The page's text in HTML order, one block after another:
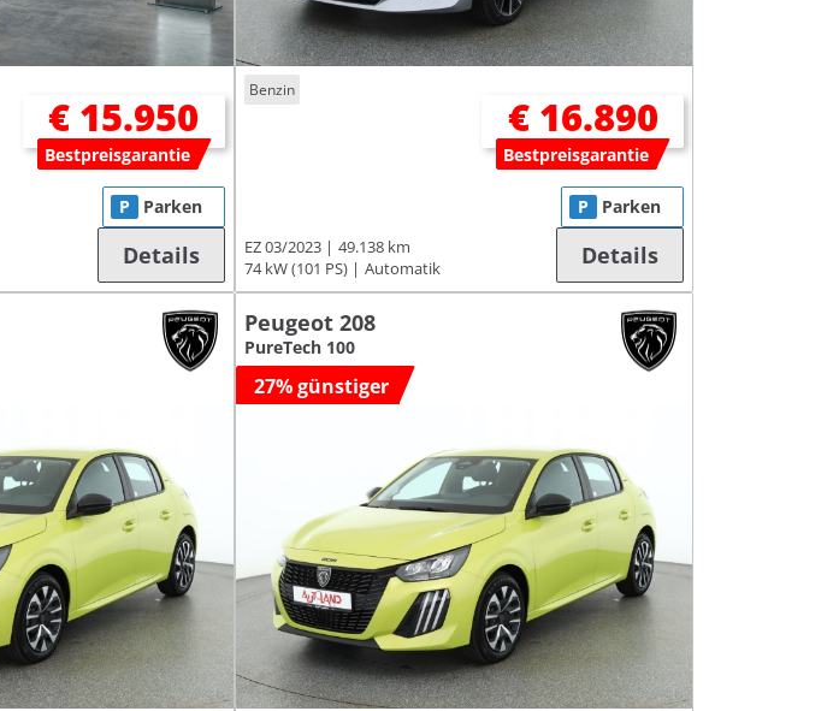
€ 15.950
Bestpreisgarantie
P Parken
Details
Benzin
€ 16.890
Bestpreisgarantie
EZ 03/2023
49.138 km
74 kW (101 PS)
Automatik
P Parken
Details
Peugeot 208
PureTech 100
27% günstiger